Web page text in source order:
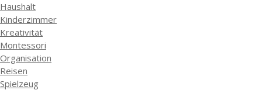
Haushalt
Kinderzimmer
Kreativität
Montessori
Organisation
Reisen
Spielzeug